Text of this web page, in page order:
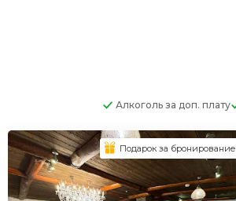
Алкоголь за доп. плату
Подарок за бронирование